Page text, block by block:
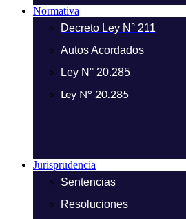
Normativa
Decreto Ley N° 211
Autos Acordados
Ley N° 20.285
Ley N° 20.285
Jurisprudencia
Sentencias
Resoluciones